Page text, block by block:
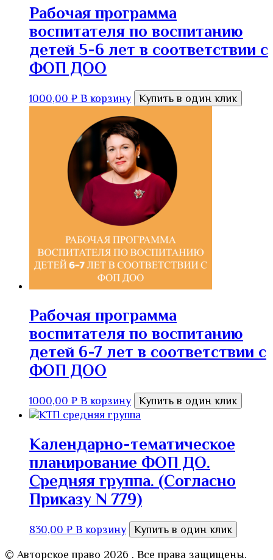
Рабочая программа
воспитателя по воспитанию
детей 5-6 лет в соответствии с
ФОП ДОО
1000,00 ₽ В корзину Купить в один клик
Рабочая программа
воспитателя по воспитанию
детей 6-7 лет в соответствии с
ФОП ДОО
1000,00 ₽ В корзину Купить в один клик
Календарно-тематическое
планирование ФОП ДО.
Средняя группа. (Согласно
Приказу N 779)
830,00 ₽ В корзину Купить в один клик
© Авторское право 2026 . Все права защищены.